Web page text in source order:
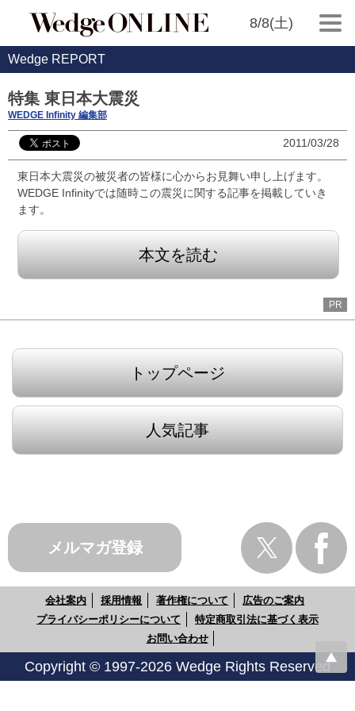
8/8(土)
Wedge REPORT
特集 東日本大震災
WEDGE Infinity 編集部
2011/03/28
東日本大震災の被災者の皆様に心からお見舞い申し上げます。
WEDGE Infinityでは随時この震災に関する記事を掲載していき
ます。
本文を読む
PR
トップページ
人気記事
メルマガ登録
会社案内 採用情報 著作権について
広告のご案内
プライバシーポリシーについて
特定商取引法に基づく表示
お問い合わせ
Copyright © 1997-2026 Wedge Rights Reserved